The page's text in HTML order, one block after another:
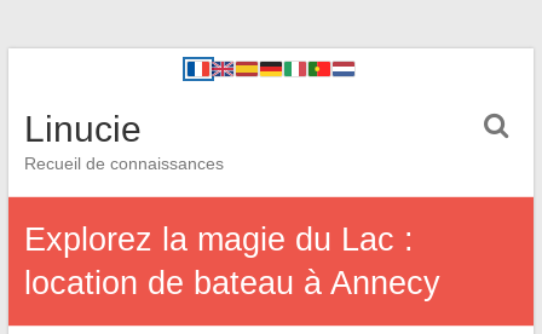
Linucie
Recueil de connaissances
Explorez la magie du Lac :
location de bateau à Annecy